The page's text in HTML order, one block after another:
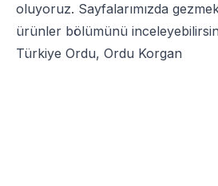
oluyoruz. Sayfalarımızda
ürünler bölümünü
Türkiye Ordu, Ordu Korgan